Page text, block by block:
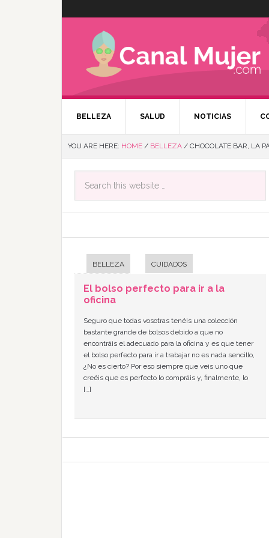
BELLEZA SALUD NOTICIAS
YOU ARE HERE: HOME / BELLEZA / CHOCOLATE BAR, LA
BELLEZA CUIDADOS
El bolso perfecto para ir a la
oficina
Seguro que todas vosotras tenéis una colección
bastante grande de bolsos debido a que no
encontráis el adecuado para la oficina y es que tener
el bolso perfecto para ir a trabajar no es nada sencillo,
¿No es cierto? Por eso siempre que veis uno que
creéis que es perfecto lo compráis y, finalmente, lo
[…]